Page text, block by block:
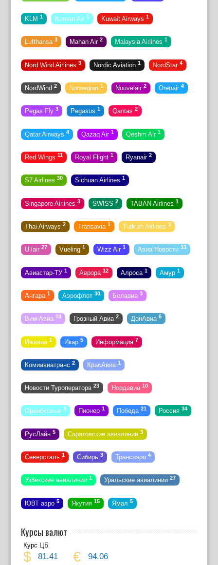
KLM 1 Korean Air 1 Kuwait Airways 1
Lufthansa 3 Mahan Air 2 Malaysia Airlines 1
Nord Wind Airlines 3 Nordic Aviation 1 NordStar 4
NordWind 2 Norwegian 1 Nouvelair 2 Orenair 4
Pegas Fly 3 Pegasus 1 Qantas 2
Qatar Airways 4 Qazaq Air 1 Qeshm Air 1
Red Wings 11 Royal Flight 1 Ryanair 2
S7 Airlines 30 Sichuan Airlines 1
Singapore Airlines 3 SWISS 2 TABAN Airlines 1
Thai Airways 2 Transavia 1 Turkish Airlines 3
UTair 27 Vueling 1 Wizz Air 1 Авиа Новости 33
Авиастар-ТУ 1 Аврора 12 Алроса 1 Амур 1
Ангара 1 Аэрофлот 30 Белавиа 3
Вим-Авиа 18 Грозный Авиа 2 ДонАвиа 6
Ижавиа 1 Икар 5 Информация 7
Комиавиатранс 2 КрасАвиа 1
Новости Туроператорв 23 Нордавиа 10
Оренбуржье 3 Пионер 1 Победа 21 Россия 34
РусЛайн 5 Саратовские авиалинии 3
Северсталь 1 Сибирь 3 Трансаэро 4
Узбекские авиалинии 1 Уральские авиалинии 27
ЮВТ аэро 5 Якутия 15 Ямал 5
Курсы валют
Курс ЦБ
$ 81.41 € 94.06